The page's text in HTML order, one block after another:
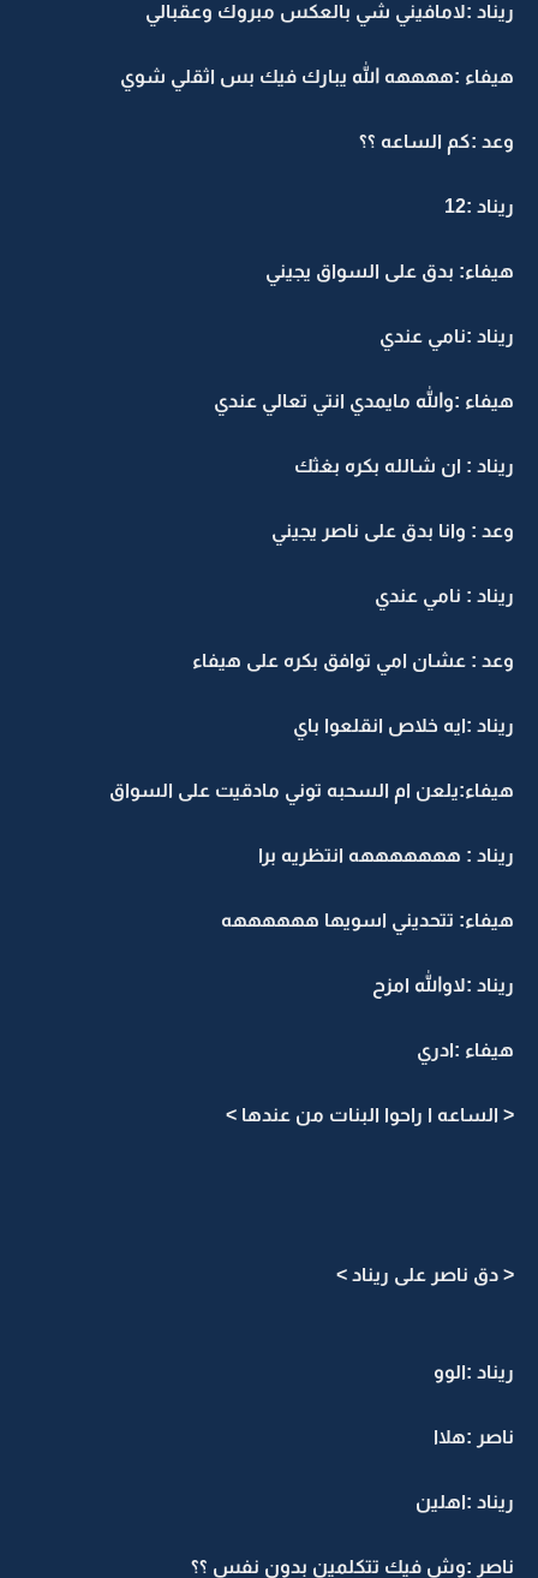
ريناد :لامافيني شي بالعكس مبروك وعقبالي
هيفاء :ههههه الله يبارك فيك بس اثقلي شوي
وعد :كم الساعه ؟؟
ريناد :12
هيفاء: بدق على السواق يجيني
ريناد :نامي عندي
هيفاء :والله مايمدي انتي تعالي عندي
ريناد : ان شالله بكره بغثك
وعد : وانا بدق على ناصر يجيني
ريناد : نامي عندي
وعد : عشان امي توافق بكره على هيفاء
ريناد :ايه خلاص انقلعوا باي
هيفاء:يلعن ام السحبه توني مادقيت على السواق
ريناد : هههههههه انتظريه برا
هيفاء: تتحديني اسويها ههههههه
ريناد :لاوالله امزح
هيفاء :ادري
< الساعه ا راحوا البنات من عندها >
< دق ناصر على ريناد >
ريناد :الوو
ناصر :هلاا
ريناد :اهلين
ناصر :وش فيك تتكلمين بدون نفس ؟؟